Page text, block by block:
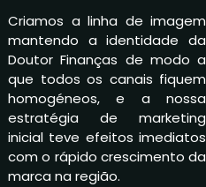
Criamos a linha de imagem
mantendo a identidade da
Doutor Finanças de modo a
que todos os canais fiquem
homogéneos, e a nossa
estratégia de marketing
inicial teve efeitos imediatos
com o rápido crescimento da
marca na região.